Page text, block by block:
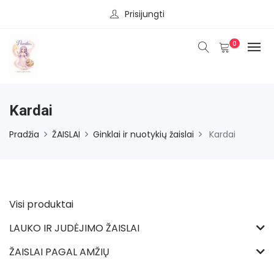
Prisijungti
0
Kardai
Pradžia ŽAISLAI Ginklai ir nuotykių žaislai Kardai
Visi produktai
LAUKO IR JUDĖJIMO ŽAISLAI
ŽAISLAI PAGAL AMŽIŲ